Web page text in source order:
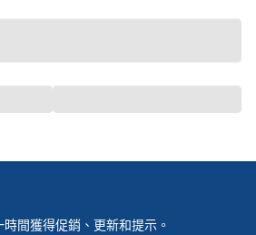
間獲得促銷、更新和提示。